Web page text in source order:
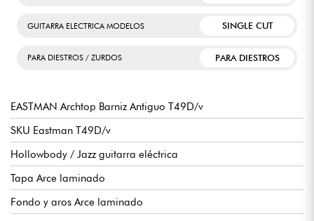
GUITARRA ELECTRICA MODELOS SINGLE CUT
PARA DIESTROS / ZURDOS PARA DIESTROS
EASTMAN Archtop Barniz Antiguo T49D/v
SKU Eastman T49D/v
Hollowbody / Jazz guitarra eléctrica
Tapa Arce laminado
Fondo y aros Arce laminado